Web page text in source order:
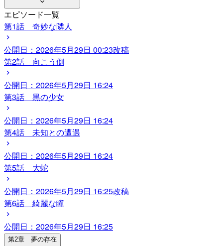
エピソード一覧
第1話 奇妙な隣人
公開日： 2026年5月29日 00:23改稿
第2話 向こう側
公開日： 2026年5月29日 16:24
第3話 黒の少女
公開日： 2026年5月29日 16:24
第4話 未知との遭遇
公開日： 2026年5月29日 16:24
第5話 大蛇
公開日： 2026年5月29日 16:25改稿
第6話 綺麗な瞳
公開日： 2026年5月29日 16:25
第2章 夢の存在